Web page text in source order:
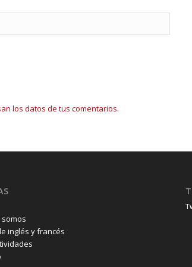
los datos de tus comentarios.
inglés y francés